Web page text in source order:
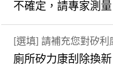
不確定，請專家測量
[選填] 請補充您對矽
廁所矽力康刮除換新